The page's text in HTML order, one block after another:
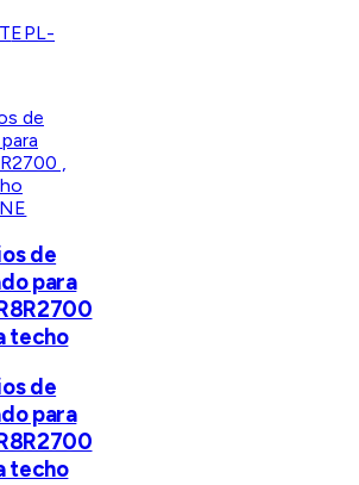
EPL-
de
para
techo
de
para
techo